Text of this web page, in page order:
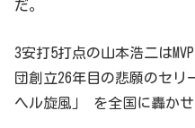
だ。
3安打5打点の山本浩二は
団創立26年目の悲願のセ
ヘル旋風」 を全国に轟かせ